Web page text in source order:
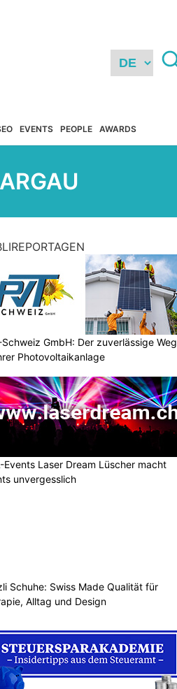
EVENTS PEOPLE AWARDS
Schweiz GmbH: Der zuverlässige Weg
Photovoltaikanlage
Events Laser Dream Lüscher macht
unvergesslich
Schuhe: Swiss Made Qualität für
Alltag und Design